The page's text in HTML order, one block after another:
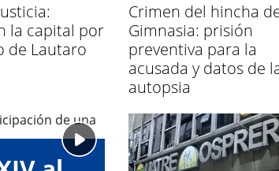
la capital por
de Lautaro
Crimen del hincha
Gimnasia: prisión
preventiva para la
acusada y datos de
autopsia